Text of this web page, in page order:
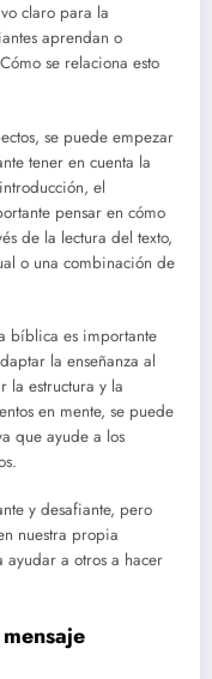
claro para la
aprendan o
se relaciona esto
se puede empezar
tener en cuenta la
el
pensar en cómo
de la lectura del texto,
o una combinación de
bíblica es importante
la enseñanza al
la estructura y la
en mente, se puede
que ayude a los
y desafiante, pero
nuestra propia
a otros a hacer